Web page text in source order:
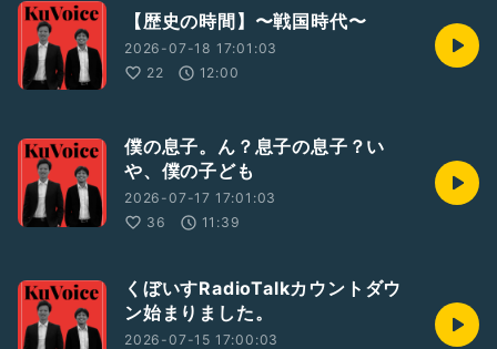
【歴史の時間】〜戦国時代〜
2026-07-18 17:01:03
22
12:00
僕の息子。ん？息子の息子？い
や、僕の子ども
2026-07-17 17:01:03
36
11:39
くぼいすRadioTalkカウントダウ
ン始まりました。
2026-07-15 17:00:03